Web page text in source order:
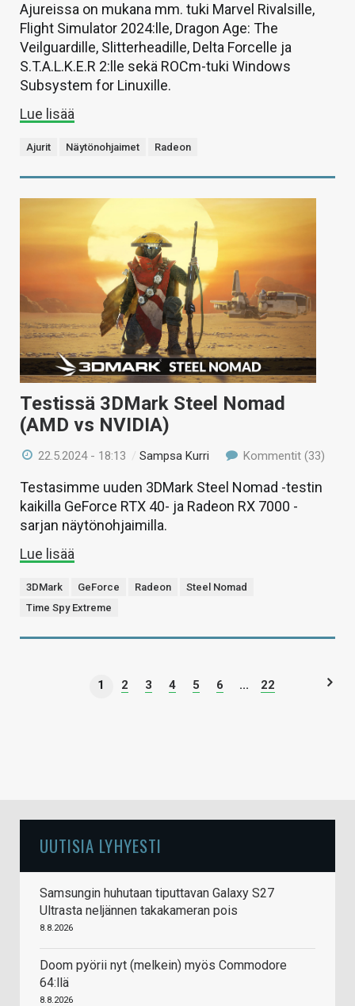
Ajureissa on mukana mm. tuki Marvel Rivalsille,
Flight Simulator 2024:lle, Dragon Age: The
Veilguardille, Slitterheadille, Delta Forcelle ja
S.T.A.L.K.E.R 2:lle sekä ROCm-tuki Windows
Subsystem for Linuxille.
Lue lisää
Ajurit Näytönohjaimet Radeon
Testissä 3DMark Steel Nomad
(AMD vs NVIDIA)
22.5.2024 - 18:13 /Sampsa Kurri Kommentit (33)
Testasimme uuden 3DMark Steel Nomad -testin
kaikilla GeForce RTX 40- ja Radeon RX 7000 -
sarjan näytönohjaimilla.
Lue lisää
3DMark GeForce Radeon
Steel Nomad
Time Spy Extreme
1 2 3 4 5 6 ... 22
UUTISIA LYHYESTI
Samsungin huhutaan tiputtavan Galaxy S27
Ultrasta neljännen takakameran pois
8.8.2026
Doom pyörii nyt (melkein) myös Commodore
64:llä
8.8.2026